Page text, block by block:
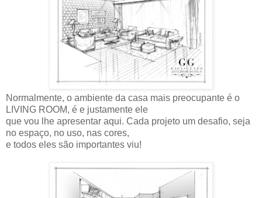
Normalmente, o ambiente da casa mais preocupante é o
LIVING ROOM, é e justamente ele
que vou lhe apresentar aqui. Cada projeto um desafio, seja
no espaço, no uso, nas cores,
e todos eles são importantes viu!